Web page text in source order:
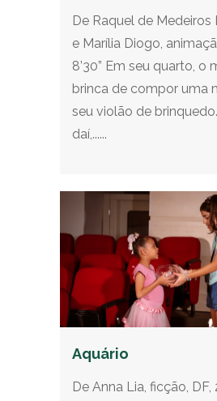
De Raquel de Medeiros
e Marília Diogo,
8’30” Em seu quarto, o
brinca de compor uma
seu violão de
daí,......
Aquário
De Anna Lia, ficção, DF,